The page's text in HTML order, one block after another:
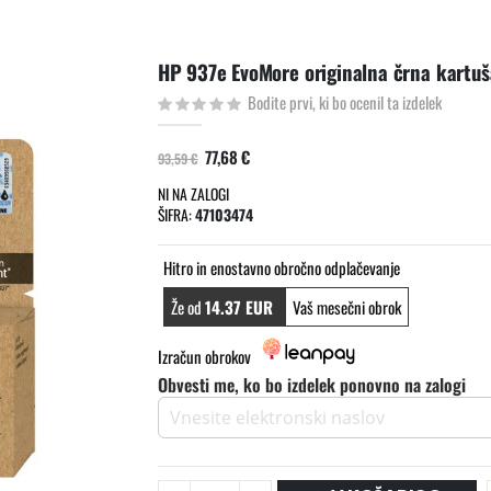
HP 937e EvoMore originalna črna
Bodite prvi, ki bo ocenil ta izdelek
93,59 € 77,68 €
NI NA ZALOGI
ŠIFRA 47103474
Hitro in enostavno obročno odplačevanje
Že od14.37 EUR Vaš mesečni obrok
Izračun obrokov
Obvesti me, ko bo izdelek ponovno na zalogi